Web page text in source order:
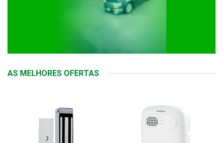
AS MELHORES OFERTAS